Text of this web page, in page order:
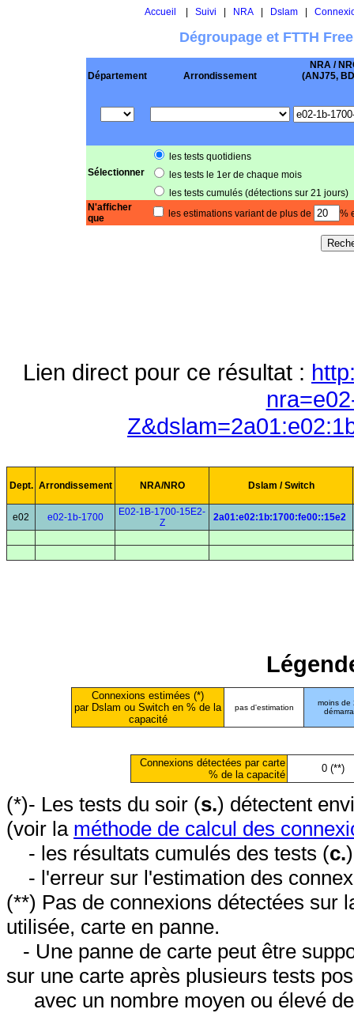
Accueil Suivi NRA| Dslam|
Dégroupage et FTTH
Département Arrondissement
NRA /
(ANJ75,
Sélectionner
les tests quotidiens
les tests le 1er de chaque mois
les tests cumulés (détections sur 21 jours)
N'afficher
que
les estimations variant de plus de %
Lien direct pour ce résultat :
Dept. Arrondissement NRA/NRO Dslam / Switch
e02 e02-1b-1700
E02-1B-1700-15E2-
Z
2a01:e02:1b:1700:fe00::15e2
Connexions estimées (*)
par Dslam ou Switch en % de la
capacité
pas d'estimation
moins de
Connexions détectées par carte
% de la capacité
0 (**)
(*)- Les tests du soir (s.) détectent
(voir la méthode de calcul des
- les résultats cumulés des tests (c.
- l'erreur sur l'estimation des
(**) Pas de connexions détectées sur
utilisée, carte en panne.
- Une panne de carte peut être
sur une carte après plusieurs tests
avec un nombre moyen ou élevé